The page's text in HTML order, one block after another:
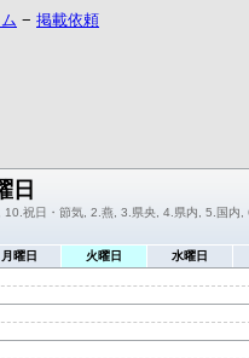
− 掲載依頼
日
10.祝日・節気, 2.燕, 3.県央, 4.県内, 5.国内,
月曜日 火曜日 水曜日